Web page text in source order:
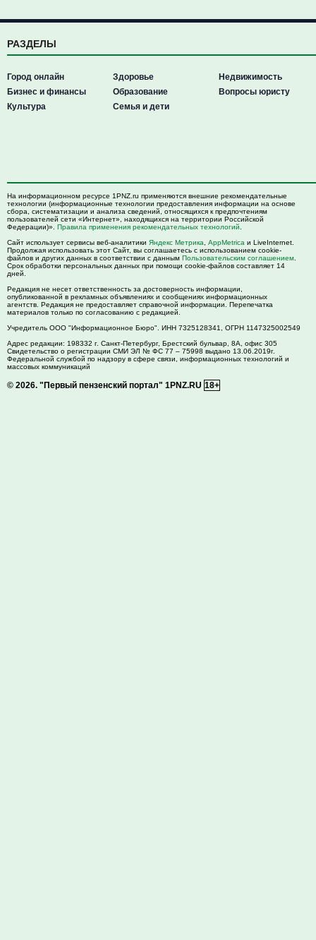
РАЗДЕЛЫ
Город онлайн
Бизнес и финансы
Культура
Здоровье
Образование
Семья и дети
Недвижимость
Вопросы юристу
На информационном ресурсе 1PNZ.ru применяются внешние рекомендательные
технологии (информационные технологии предоставления информации на основе
сбора, систематизации и анализа сведений, относящихся к предпочтениям
пользователей сети «Интернет», находящихся на территории Российской
Федерации)». Правила применения рекомендательных технологий
Сайт использует сервисы веб-аналитики Яндекс Метрика AppMetrica и LiveInternet.
Продолжая использовать этот Сайт, вы соглашаетесь с использованием cookie-
файлов и других данных в соответствии с данным Пользовательским соглашением
Срок обработки персональных данных при помощи cookie-файлов составляет 14
дней.
Редакция не несет ответственность за достоверность информации,
опубликованной в рекламных объявлениях и сообщениях информационных
агентств. Редакция не предоставляет справочной информации. Перепечатка
материалов только по согласованию с редакцией.
Учредитель ООО "Информационное Бюро". ИНН 7325128341, ОГРН 1147325002549
Адрес редакции: 198332 г. Санкт-Петербург, Брестский бульвар, 8А, офис 305
Свидетельство о регистрации СМИ ЭЛ № ФС 77 – 75998 выдано 13.06.2019г.
Федеральной службой по надзору в сфере связи, информационных технологий и
массовых коммуникаций
© 2026. "Первый пензенский портал" 1PNZ.RU 18+